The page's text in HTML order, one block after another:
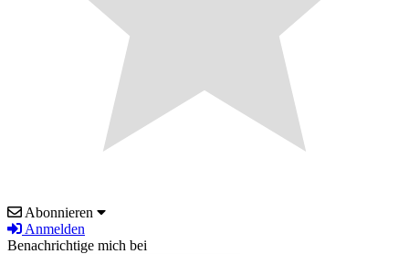
Abonnieren
Anmelden
Benachrichtige mich bei